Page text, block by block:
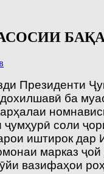
Президенти
ба
соли
иштирок
марказ
вазифаҳои